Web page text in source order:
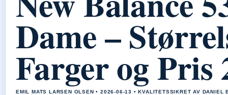
Dame –
Farger og Pris
EMIL MATS LARSEN OLSEN • 2026-06-13 • KVALITETSSIKRET AV DANIEL